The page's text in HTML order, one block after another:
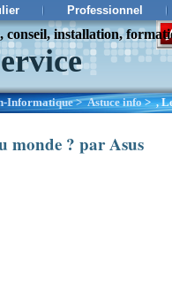
Professionnel
conseil, installation,
Informatique> Astuce info>,
monde ? par Asus